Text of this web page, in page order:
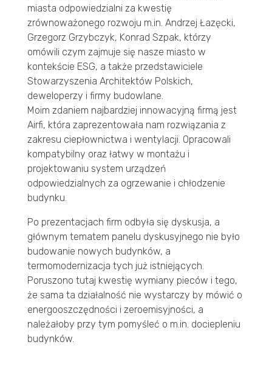
miasta odpowiedzialni za kwestię
zrównoważonego rozwoju m.in. Andrzej Łazęcki,
Grzegorz Grzybczyk, Konrad Szpak, którzy
omówili czym zajmuje się nasze miasto w
kontekście ESG, a także przedstawiciele
Stowarzyszenia Architektów Polskich,
deweloperzy i firmy budowlane.
Moim zdaniem najbardziej innowacyjną firmą jest
Airfi, która zaprezentowała nam rozwiązania z
zakresu ciepłownictwa i wentylacji. Opracowali
kompatybilny oraz łatwy w montażu i
projektowaniu system urządzeń
odpowiedzialnych za ogrzewanie i chłodzenie
budynku.
Po prezentacjach firm odbyła się dyskusja, a
głównym tematem panelu dyskusyjnego nie było
budowanie nowych budynków, a
termomodernizacja tych już istniejących.
Poruszono tutaj kwestię wymiany pieców i tego,
że sama ta działalność nie wystarczy by mówić o
energooszczędności i zeroemisyjności, a
należałoby przy tym pomyśleć o m.in. dociepleniu
budynków.